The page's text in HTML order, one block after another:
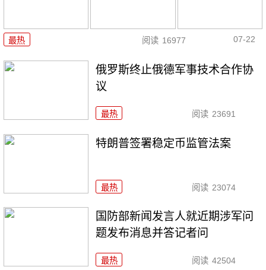
最热 阅读 16977 07-22
俄罗斯终止俄德军事技术合作协
议
最热 阅读 23691
特朗普签署稳定币监管法案
最热 阅读 23074
国防部新闻发言人就近期涉军问
题发布消息并答记者问
最热 阅读 42504